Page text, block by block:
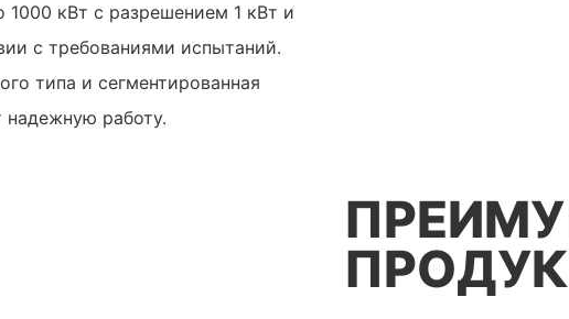
кВт с разрешением 1 кВт и
с требованиями испытаний.
типа и сегментированная
надежную работу.